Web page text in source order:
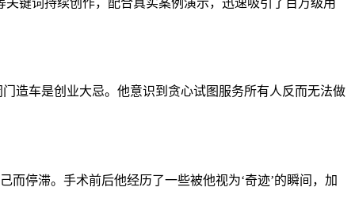
造车是创业大忌。他意识到贪心试图服务所有人反而无法做
而停滞。手术前后他经历了一些被他视为‘奇迹’的瞬间，加